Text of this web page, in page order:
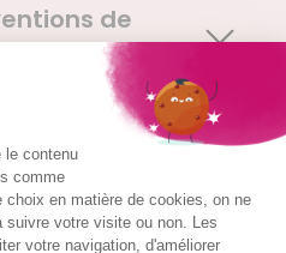
de